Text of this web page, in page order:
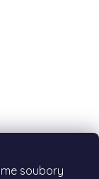
soubory